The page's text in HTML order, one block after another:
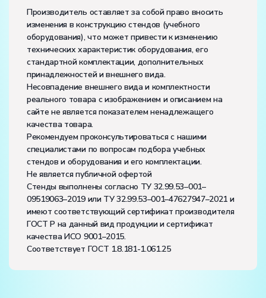
Производитель оставляет за собой право вносить
изменения в конструкцию стендов (учебного
оборудования), что может привести к изменению
технических характеристик оборудования, его
стандартной комплектации, дополнительных
принадлежностей и внешнего вида.
Несовпадение внешнего вида и комплектности
реального товара с изображением и описанием на
сайте не является показателем ненадлежащего
качества товара.
Рекомендуем проконсультироваться с нашими
специалистами по вопросам подбора учебных
стендов и оборудования и его комплектации.
Не является публичной офертой
Стенды выполнены согласно ТУ 32.99.53–001–
09519063–2019 или ТУ 32.99.53–001–47627947–2021 и
имеют соответствующий сертификат производителя
ГОСТ Р на данный вид продукции и сертификат
качества ИСО 9001–2015.
Соответствует ГОСТ 1.8.181-1.061.25